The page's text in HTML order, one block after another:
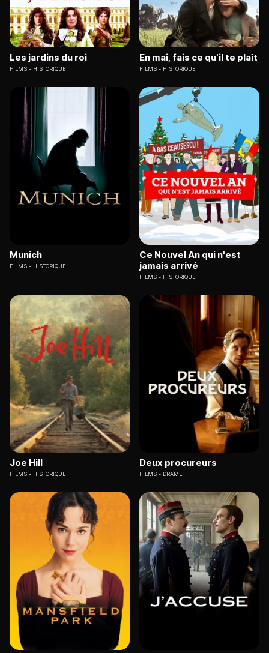
Les jardins du roi
FILMS HISTORIQUE
En mai, fais ce qu'il te plaît
FILMS HISTORIQUE
Munich
FILMS HISTORIQUE
Ce Nouvel An qui n'est
jamais arrivé
FILMS HISTORIQUE
Joe Hill
FILMS HISTORIQUE
Deux procureurs
FILMS DRAME